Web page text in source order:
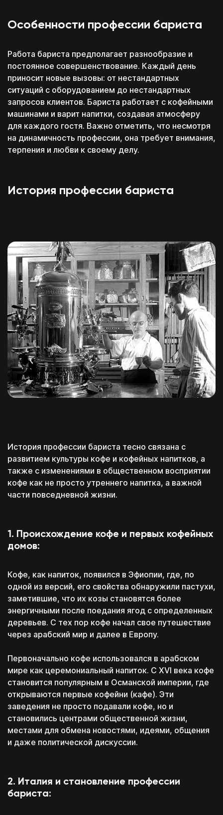
Особенности профессии бариста
Работа бариста предполагает разнообразие и
постоянное совершенствование. Каждый день
приносит новые вызовы: от нестандартных
ситуаций с оборудованием до нестандартных
запросов клиентов. Бариста работает с кофейными
машинами и варит напитки, создавая атмосферу
для каждого гостя. Важно отметить, что несмотря
на динамичность профессии, она требует внимания,
терпения и любви к своему делу.
История профессии бариста
История профессии бариста тесно связана с
развитием культуры кофе и кофейных напитков, а
также с изменениями в общественном восприятии
кофе как не просто утреннего напитка, а важной
части повседневной жизни.
1. Происхождение кофе и первых кофейных
домов:
Кофе, как напиток, появился в Эфиопии, где, по
одной из версий, его свойства обнаружили пастухи,
заметившие, что их козы становятся более
энергичными после поедания ягод с определенных
деревьев. С тех пор кофе начал свое путешествие
через арабский мир и далее в Европу.
Первоначально кофе использовался в арабском
мире как церемониальный напиток. С XVI века кофе
становится популярным в Османской империи, где
открываются первые кофейни (кафе). Эти
заведения не просто подавали кофе, но и
становились центрами общественной жизни,
местами для обмена новостями, идеями, общения
и даже политической дискуссии.
2. Италия и становление профессии
бариста: